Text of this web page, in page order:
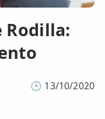
Rodilla:
🕒 13/10/2020